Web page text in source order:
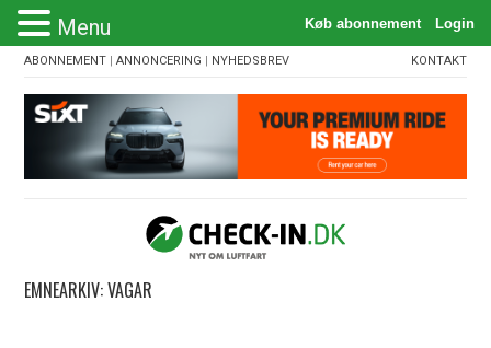
ABONNEMENT |ANNONCERING | NYHEDSBREV KONTAKT
EMNEARKIV:VAGAR
Menu